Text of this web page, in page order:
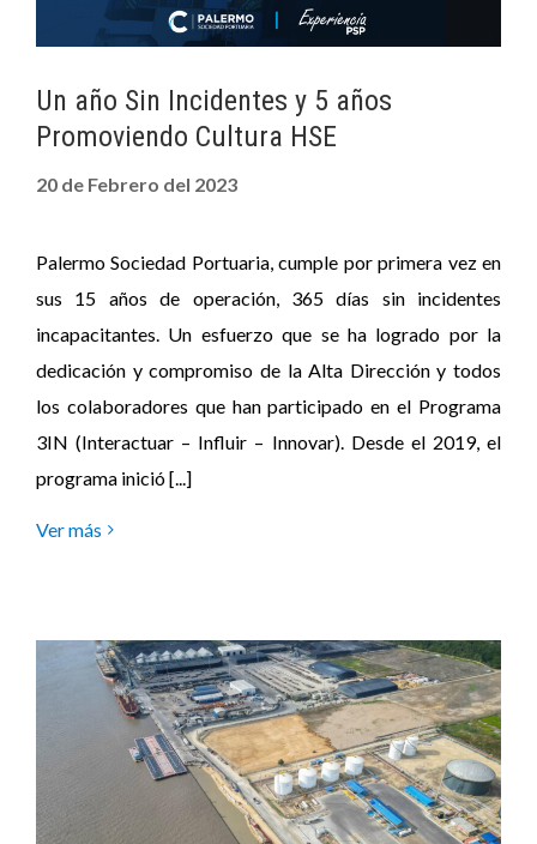
Un año Sin Incidentes y 5 años
Promoviendo Cultura HSE
20 de Febrero del 2023
Palermo Sociedad Portuaria, cumple por primera vez en
sus 15 años de operación, 365 días sin incidentes
incapacitantes. Un esfuerzo que se ha logrado por la
dedicación y compromiso de la Alta Dirección y todos
los colaboradores que han participado en el Programa
3IN (Interactuar – Influir – Innovar). Desde el 2019, el
programa inició [...]
Ver más